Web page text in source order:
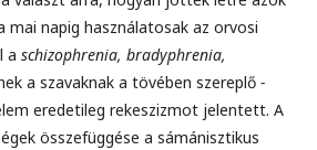
mai napig használatosak az orvosi
a schizophrenia, bradyphrenia,
a szavaknak a tövében szereplő -
eredetileg rekeszizmot jelentett. A
összefüggése a sámánisztikus